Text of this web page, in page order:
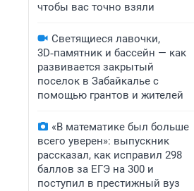
чтобы вас точно взяли
Светящиеся лавочки,
3D‑памятник и бассейн — как
развивается закрытый
поселок в Забайкалье с
помощью грантов и жителей
«В математике был больше
всего уверен»: выпускник
рассказал, как исправил 298
баллов за ЕГЭ на 300 и
поступил в престижный вуз